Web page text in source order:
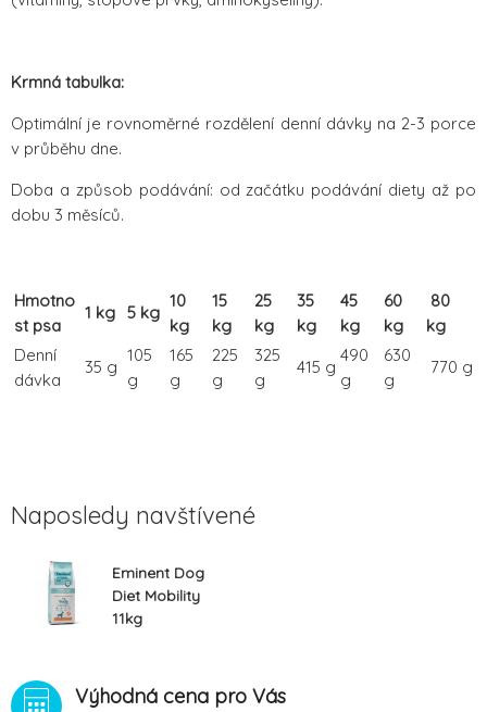
Krmná tabulka:
Optimální je rovnoměrné rozdělení denní dávky na 2-3 porce
v průběhu dne.
Doba a způsob podávání: od začátku podávání diety až po
dobu 3 měsíců.
Hmotno
st psa
1 kg 5 kg
10
kg
15
kg
25
kg
35
kg
45
kg
60
kg
80
kg
Denní
dávka
35 g
105
g
165
g
225
g
325
g
415 g
490
g
630
g
770 g
Naposledy navštívené
Eminent Dog
Diet Mobility
11kg
Výhodná cena pro Vás